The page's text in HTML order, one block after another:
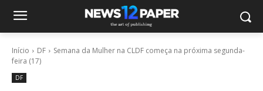
Início DF
Semana da Mulher na CLDF começa na próxima segunda-
feira (17)
DF